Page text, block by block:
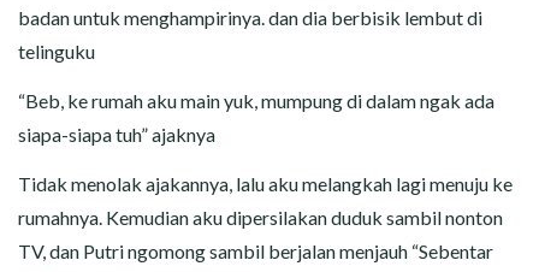
badan untuk menghampirinya. dan dia berbisik lembut di
telinguku
“Beb, ke rumah aku main yuk, mumpung di dalam ngak ada
siapa-siapa tuh” ajaknya
Tidak menolak ajakannya, lalu aku melangkah lagi menuju ke
rumahnya. Kemudian aku dipersilakan duduk sambil nonton
TV, dan Putri ngomong sambil berjalan menjauh “Sebentar
CERITA ISTRI SELINGKUH
CARA NGIKLAN DI CERITAGILA.COM?